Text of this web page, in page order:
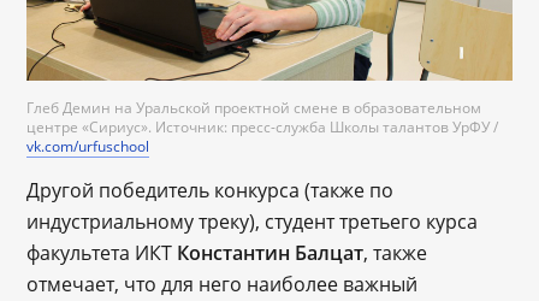
Глеб Демин на Уральской проектной смене в образовательном
центре «Сириус». Источник: пресс-служба Школы талантов УрФУ /
vk.com/urfuschool
Другой победитель конкурса (также по
индустриальному треку), студент третьего курса
факультета ИКТ Константин Балцат, также
отмечает, что для него наиболее важный